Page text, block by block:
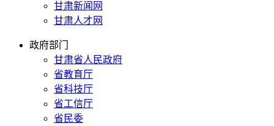
甘肃新闻网
甘肃人才网
政府部门
甘肃省人民政府
省教育厅
省科技厅
省工信厅
省民委